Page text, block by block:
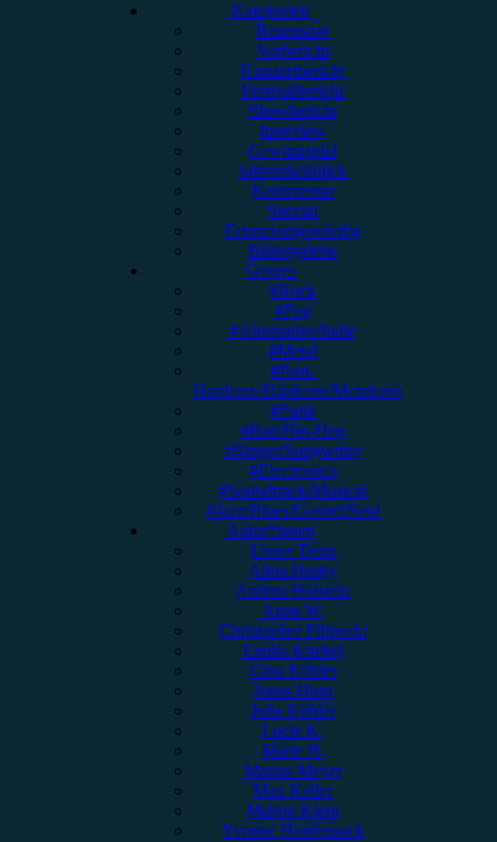
Kategorien
Rezension
Vorbericht
Konzertbericht
Festivalbericht
Showbericht
Interview
Gewinnspiel
Jahresrückblick
Kommentar
Special
Erinnerungswürdig
Bildergalerie
Genres
#Rock
#Pop
#Alternative/Indie
#Metal
#Post-
Hardcore/Hardcore/Metalcore
#Punk
#Rap/Hip-Hop
#Singer/Songwriter
#Electronica
#Soundtrack/Musical
#Jazz/Blues/Gospel/Soul
Autor*innen
Unser Team
Alina Hasky
Andrea Holstein
Anna W.
Christopher Filipecki
Emilia Knebel
Gina Köhler
Jonas Horn
Julia Köhler
Lucie K.
Marie H.
Marius Meyer
Max Keller
Melvin Klein
Yvonne Hopfensack